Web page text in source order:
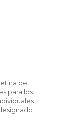
del
para los